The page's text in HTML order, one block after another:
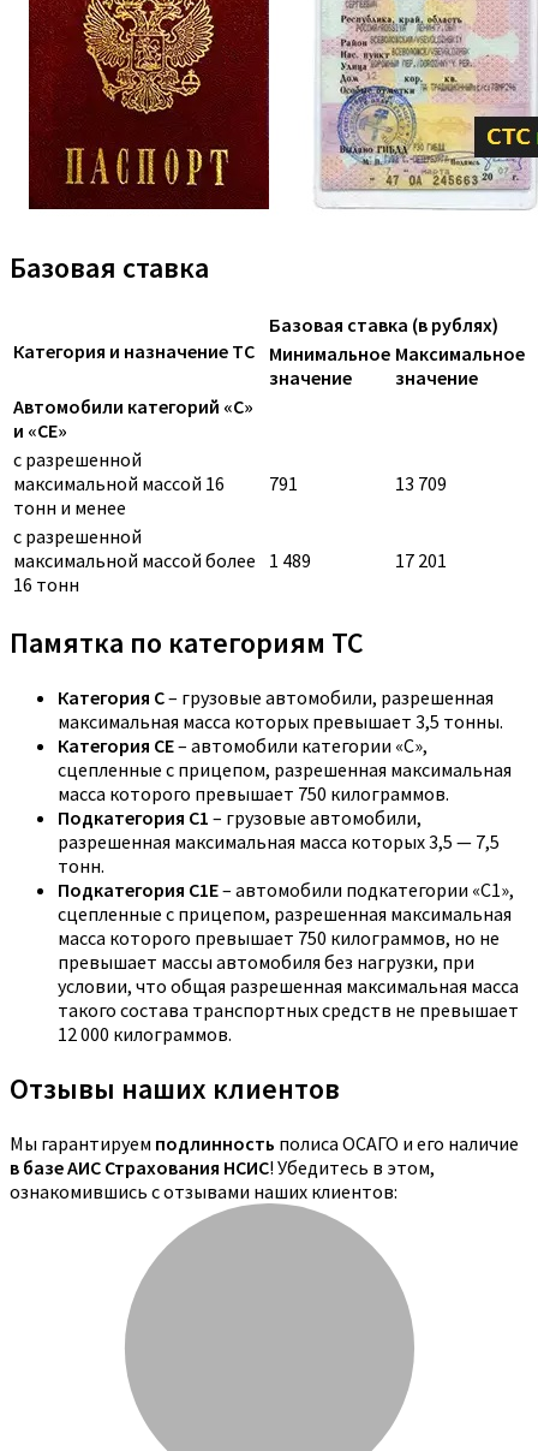
Базовая ставка
Категория и назначение ТС
Базовая ставка (в рублях)
Минимальное
значение
Максимальное
значение
Автомобили категорий «C»
и «CE»
с разрешенной
максимальной массой 16
тонн и менее
791 13 709
с разрешенной
максимальной массой более
16 тонн
1 489 17 201
Памятка по категориям ТС
Категория C– грузовые автомобили, разрешенная
максимальная масса которых превышает 3,5 тонны.
Категория CE– автомобили категории «С»,
сцепленные с прицепом, разрешенная максимальная
масса которого превышает 750 килограммов.
Подкатегория C1 – грузовые автомобили,
разрешенная максимальная масса которых 3,5 — 7,5
тонн.
Подкатегория C1E– автомобили подкатегории «С1»,
сцепленные с прицепом, разрешенная максимальная
масса которого превышает 750 килограммов, но не
превышает массы автомобиля без нагрузки, при
условии, что общая разрешенная максимальная масса
такого состава транспортных средств не превышает
12 000 килограммов.
Отзывы наших клиентов
Мы гарантируем подлинность полиса ОСАГО и его наличие
в базе АИС Страхования НСИС! Убедитесь в этом,
ознакомившись с отзывами наших клиентов: